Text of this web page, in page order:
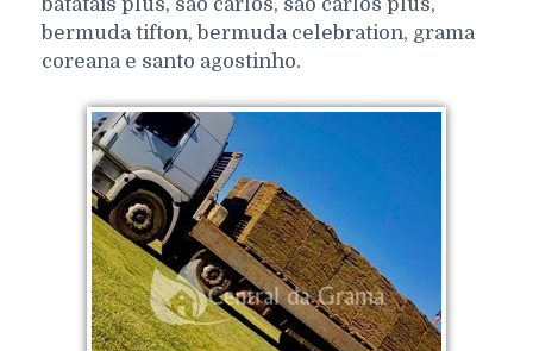
bermuda tifton, bermuda celebration, grama
coreana e santo agostinho.